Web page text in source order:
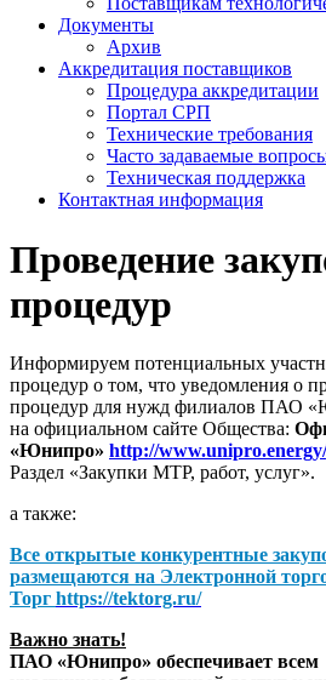
Документы
Архив
Аккредитация поставщиков
Процедура аккредитации
Портал СРП
Технические требования
Часто задаваемые
Техническая поддержка
Контактная информация
Проведение
процедур
Информируем потенциальных
процедур о том, что уведомления о
процедур для нужд филиалов ПАО
на официальном сайте Общества:
«Юнипро» http://
Раздел «Закупки МТР, работ, услуг».
а также:
Все открытые конкурентные
размещаются на Электронной
Торг https://tektorg.ru/
Важно знать!
ПАО «Юнипро» обеспечивает всем